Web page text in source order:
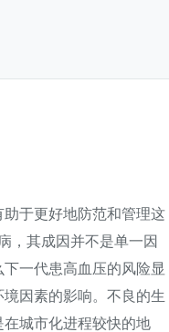
于更好地防范和管理这
，其成因并不是单一因
一代患高血压的风险显
因素的影响。不良的生
城市化进程较快的地